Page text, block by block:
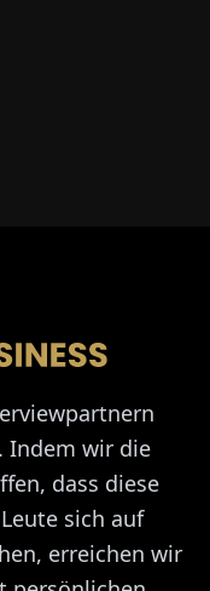
Indem wir die
dass diese
sich auf
erreichen wir